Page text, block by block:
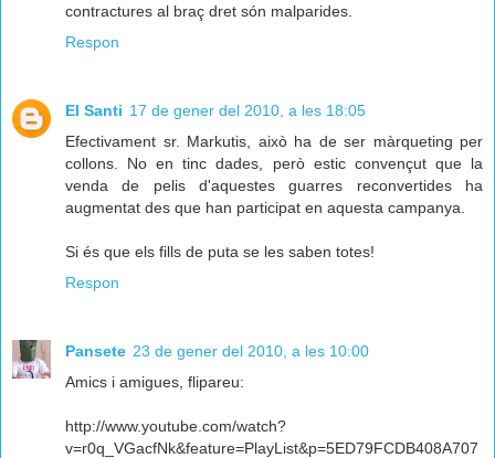
contractures al braç dret són malparides.
Respon
El Santi 17 de gener del 2010, a les 18:05
Efectivament sr. Markutis, això ha de ser màrqueting per
collons. No en tinc dades, però estic convençut que la
venda de pelis d'aquestes guarres reconvertides ha
augmentat des que han participat en aquesta campanya.
Si és que els fills de puta se les saben totes!
Respon
Pansete 23 de gener del 2010, a les 10:00
Amics i amigues, flipareu:
http://www.youtube.com/watch?
v=r0q_VGacfNk&feature=PlayList&p=5ED79FCDB408A707